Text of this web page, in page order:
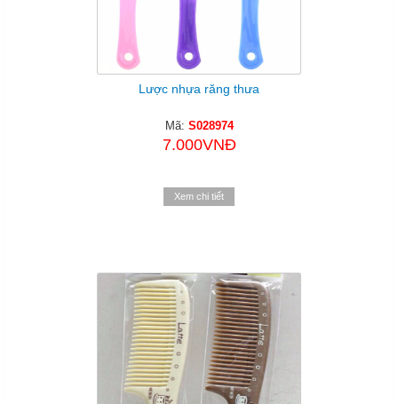
Lược nhựa răng thưa
Mã: S028974
7.000VNĐ
Xem chi tiết